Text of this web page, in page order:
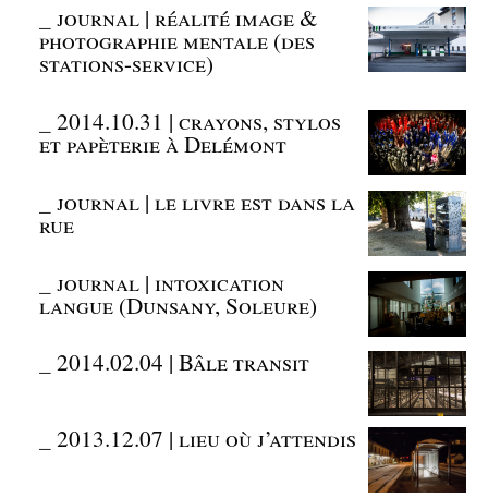
_journal | réalité image &
photographie mentale (des
stations-service)
_2014.10.31 | crayons, stylos
et papèterie à Delémont
_journal | le livre est dans la
rue
_journal | intoxication
langue (Dunsany, Soleure)
_2014.02.04 | Bâle transit
_2013.12.07 | lieu où j’attendis